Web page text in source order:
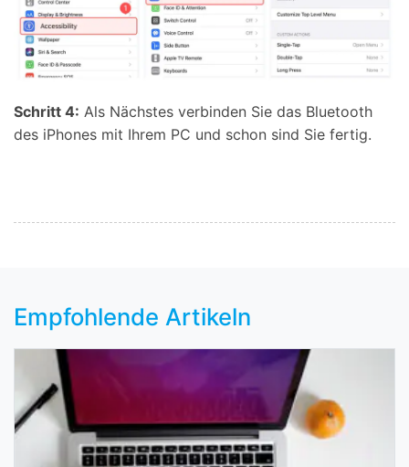
Schritt 4: Als Nächstes verbinden Sie das Bluetooth
des iPhones mit Ihrem PC und schon sind Sie fertig.
Empfohlende Artikeln